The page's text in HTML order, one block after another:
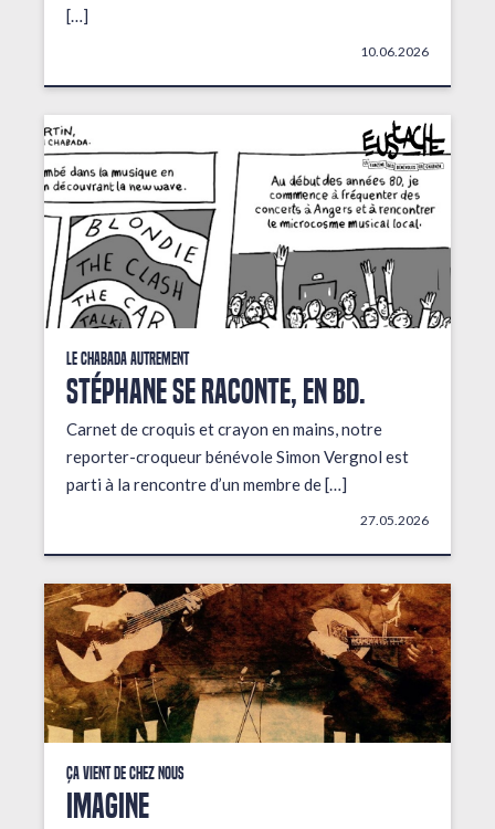
[…]
10.06.2026
Le Chabada autrement
STÉPHANE SE RACONTE, EN BD.
Carnet de croquis et crayon en mains, notre
reporter-croqueur bénévole Simon Vergnol est
parti à la rencontre d’un membre de […]
27.05.2026
Ça vient de chez nous
IMAGINE